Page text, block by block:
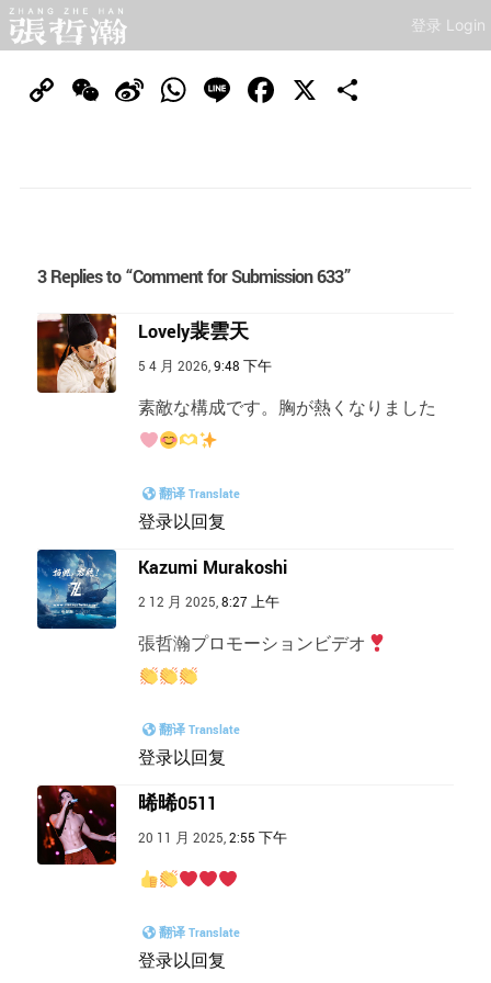
登录 Login
CopyWeChat
SinaWhatsApp
Line Facebook
X
3 Replies to “Comment for Submission 633”
Lovely裴雲天
5 4 月 2026,9:48 下午
素敵な構成です。胸が熱くなりました
翻译 Translate
登录以回复
Kazumi Murakoshi
2 12 月 2025,8:27 上午
張哲瀚プロモーションビデオ
翻译 Translate
登录以回复
晞晞0511
20 11 月 2025,2:55 下午
翻译 Translate
登录以回复